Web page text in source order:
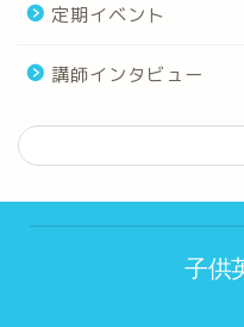
定期イベント
講師インタビュー
子供